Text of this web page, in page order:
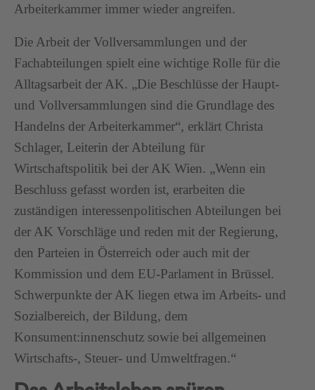
Arbeiterkammer immer wieder angreifen.
Die Arbeit der Vollversammlungen und der
Fachabteilungen spielt eine wichtige Rolle für die
Alltagsarbeit der AK. „Die Beschlüsse der Haupt-
und Vollversammlungen sind die Grundlage des
Handelns der Arbeiterkammer“, erklärt Christa
Schlager, Leiterin der Abteilung für
Wirtschaftspolitik bei der AK Wien. „Wenn ein
Beschluss gefasst worden ist, erarbeiten die
zuständigen interessenpolitischen Abteilungen bei
der AK Vorschläge und reden mit der Regierung,
den Parteien in Österreich oder auch mit der
Kommission und dem EU-Parlament in Brüssel.
Schwerpunkte der AK liegen etwa im Arbeits- und
Sozialbereich, der Bildung, dem
Konsument:innenschutz sowie bei allgemeinen
Wirtschafts-, Steuer- und Umweltfragen.“